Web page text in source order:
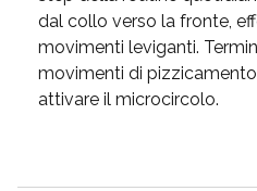
dal collo verso la fronte,
movimenti leviganti.
movimenti di
attivare il microcircolo.